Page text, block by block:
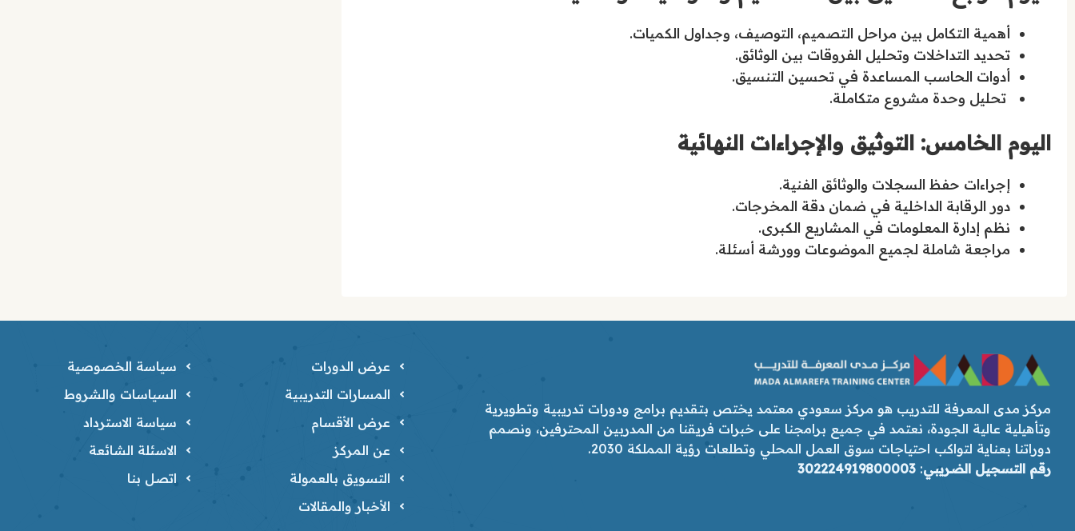
أهمية التكامل بين مراحل التصميم، التوصيف، وجداول الكميات.
تحديد التداخلات وتحليل الفروقات بين الوثائق.
أدوات الحاسب المساعدة في تحسين التنسيق.
تحليل وحدة مشروع متكاملة.
اليوم الخامس: التوثيق والإجراءات النهائية
إجراءات حفظ السجلات والوثائق الفنية.
دور الرقابة الداخلية في ضمان دقة المخرجات.
نظم إدارة المعلومات في المشاريع الكبرى.
مراجعة شاملة لجميع الموضوعات وورشة أسئلة.
مركز مدى المعرفة للتدريب هو مركز سعودي معتمد يختص بتقديم برامج ودورات تدريبية وتطويرية
وتأهيلية عالية الجودة، نعتمد في جميع برامجنا على خبرات فريقنا من المدربين المحترفين، ونصمم
دوراتنا بعناية لتواكب احتياجات سوق العمل المحلي وتطلعات رؤية المملكة 2030.
رقم التسجيل الضريبي:
302224919800003
عرض الدورات
المسارات التدريبية
عرض الأقسام
عن المركز
التسويق بالعمولة
الأخبار والمقالات
سياسة الخصوصية
السياسات والشروط
سياسة الاسترداد
الاسئلة الشائعة
اتصل بنا